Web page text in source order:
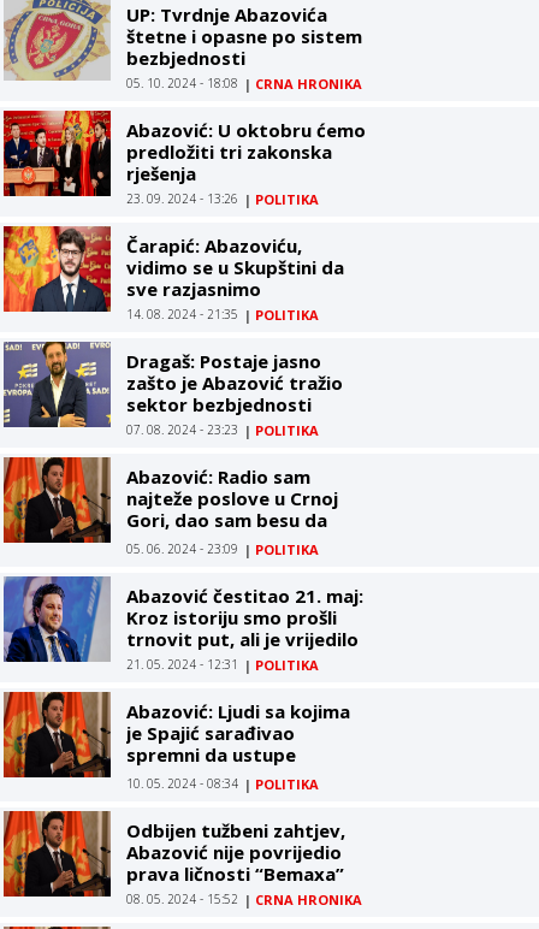
UP: Tvrdnje Abazovića
štetne i opasne po sistem
bezbjednosti
05. 10. 2024 - 18:08 | CRNA HRONIKA
Abazović: U oktobru ćemo
predložiti tri zakonska
rješenja
23. 09. 2024 - 13:26 | POLITIKA
Čarapić: Abazoviću,
vidimo se u Skupštini da
sve razjasnimo
14. 08. 2024 - 21:35 | POLITIKA
Dragaš: Postaje jasno
zašto je Abazović tražio
sektor bezbjednosti
07. 08. 2024 - 23:23 | POLITIKA
Abazović: Radio sam
najteže poslove u Crnoj
Gori, dao sam besu da
neće vladati mafija
05. 06. 2024 - 23:09 | POLITIKA
Abazović čestitao 21. maj:
Kroz istoriju smo prošli
trnovit put, ali je vrijedilo
21. 05. 2024 - 12:31 | POLITIKA
Abazović: Ljudi sa kojima
je Spajić sarađivao
spremni da ustupe
zvaničnu komunikaciju
10. 05. 2024 - 08:34 | POLITIKA
Odbijen tužbeni zahtjev,
Abazović nije povrijedio
prava ličnosti “Bemaxa”
08. 05. 2024 - 15:52 | CRNA HRONIKA